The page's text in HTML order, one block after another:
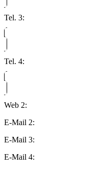
Tel. 3:
Tel. 4:
Web 2:
E-Mail 2:
E-Mail 3:
E-Mail 4: